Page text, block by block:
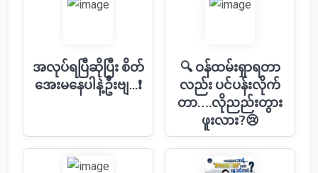
အလုပ်ရပြီဆိုပြီး စိတ်
အေးမနေပါနဲ့ဦးဗျ...❗️
🔍 ဝန်ထမ်းရှာရတာ
လည်း ပင်ပန်းလိုက်
တာ….လိုညည်းတွား
ဖူးလား?😢